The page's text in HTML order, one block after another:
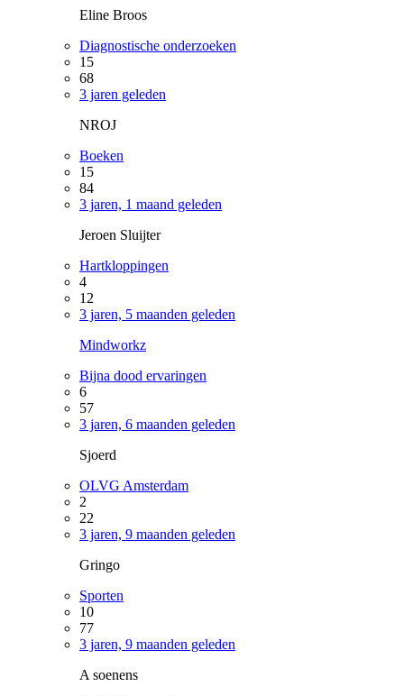
Eline Broos
Diagnostische onderzoeken
15
68
3 jaren geleden
NROJ
Boeken
15
84
3 jaren, 1 maand geleden
Jeroen Sluijter
Hartkloppingen
4
12
3 jaren, 5 maanden geleden
Mindworkz
Bijna dood ervaringen
6
57
3 jaren, 6 maanden geleden
Sjoerd
OLVG Amsterdam
2
22
3 jaren, 9 maanden geleden
Gringo
Sporten
10
77
3 jaren, 9 maanden geleden
A soenens